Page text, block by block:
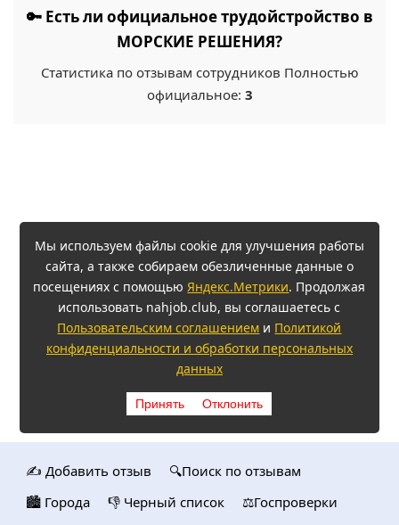
🔑 Есть ли официальное трудойстройство в
МОРСКИЕ РЕШЕНИЯ?
Статистика по отзывам сотрудников Полностью
официальное: 3
Мы используем файлы cookie для улучшения работы
сайта, а также собираем обезличенные данные о
посещениях с помощьюЯндекс.Метрики. Продолжая
использовать nahjob.club, вы соглашаетесь с
Пользовательским соглашением и Политикой
конфиденциальности и обработки персональных
данных
Принять Отклонить
✍️ Добавить отзыв
🔍Поиск по отзывам
🏙️ Городa
👎 Черный список
⚖️Госпроверки